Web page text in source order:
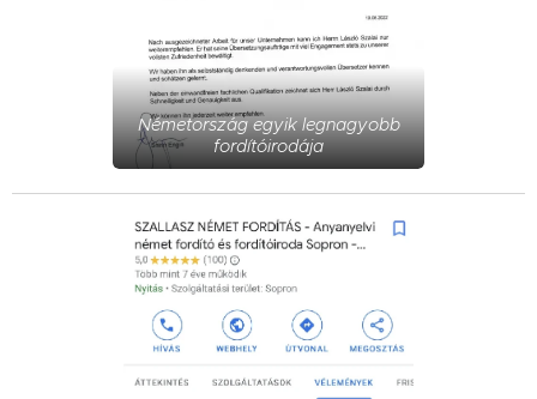
Németország egyik legnagyobb
fordítóirodája